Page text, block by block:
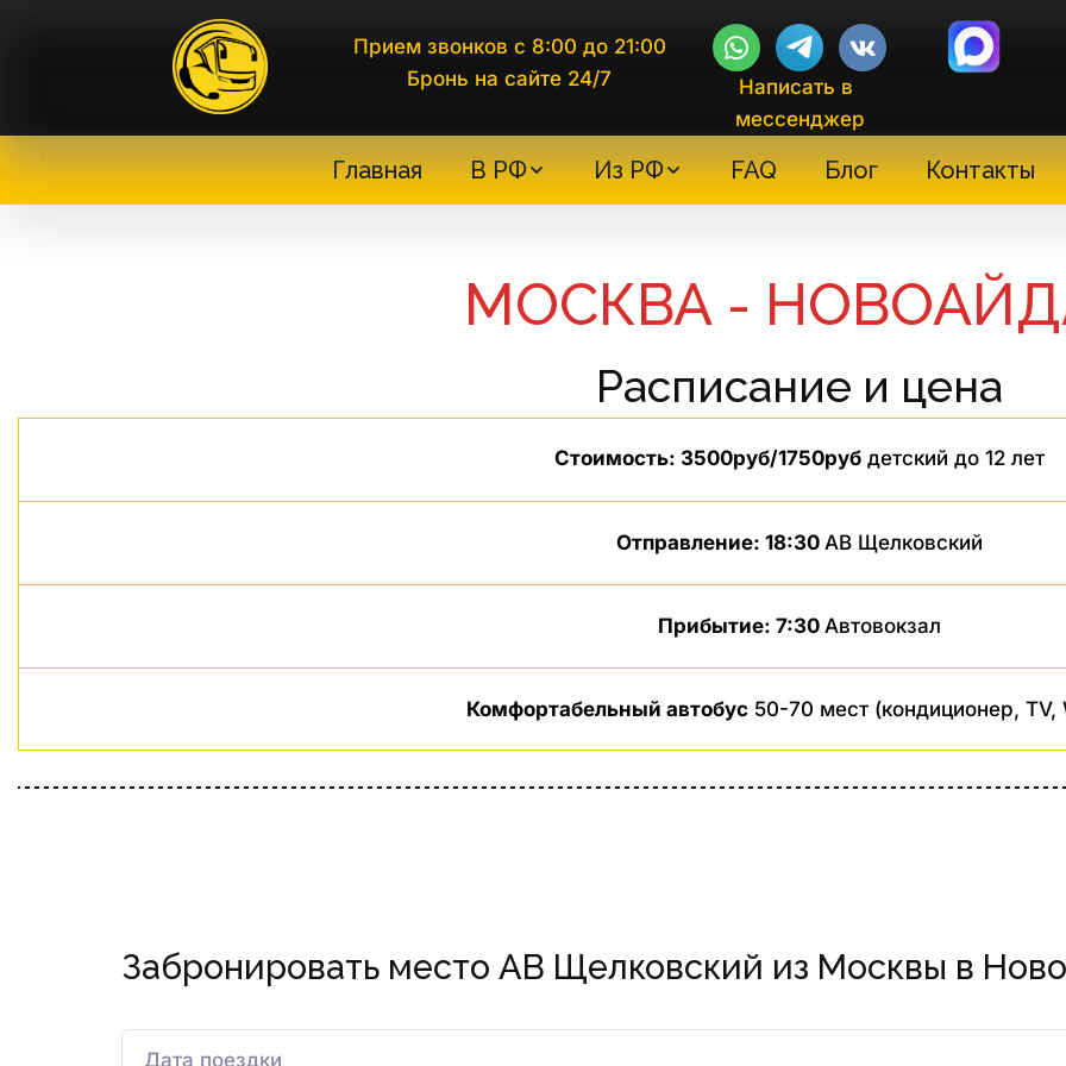
Прием звонков с 8:00 до 21:00
Бронь на сайте 24/7
Написать в
мессенджер
Главная В РФ Из РФ FAQ Блог Контакты
МОСКВА -
Расписание и цена
Стоимость: 3500руб/1750руб детский до 12 лет
Отправление: 18:30 АВ Щелковский
Прибытие: 7:30 Автовокзал
Комфортабельный автобус 50-70 мест (кондиционер, TV,
Забронировать место АВ Щелковский из Москвы в